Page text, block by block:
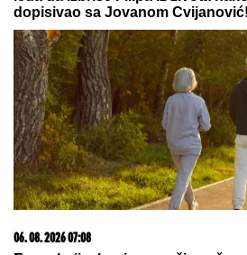
06. 08. 2026 16:00
Slasni doner kebab iz rerne za
domaćice: I zdravo i ukusno jelo